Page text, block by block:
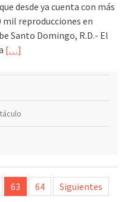
desde ya cuenta con más
mil reproducciones en
Santo Domingo, R.D.- El
[…]
63 64 Siguientes